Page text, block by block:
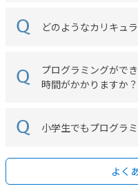
どのようなカリキュ
プログラミングがで
時間がかかりますか？
小学生でもプログラ
よく